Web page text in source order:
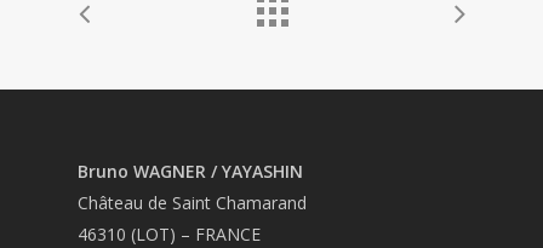
Bruno WAGNER / YAYASHIN
Château de Saint Chamarand
46310 (LOT) – FRANCE